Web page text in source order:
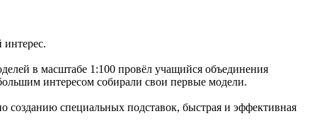
в масштабе 1:100 провёл учащийся объединения
интересом собирали свои первые модели.
созданию специальных подставок, быстрая и эффективная